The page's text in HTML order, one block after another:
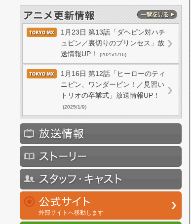
1月23日 第13話「ダヘピン対ハチ
ュピン／裏切りのプリンセス」放
送情報UP！
(2025/1/16)
1月16日 第12話「ヒーローのティ
ニピン、ワンダーピン！／見習い
トリオの卒業式」放送情報UP！
(2025/1/9)
外部サイトへ移動します